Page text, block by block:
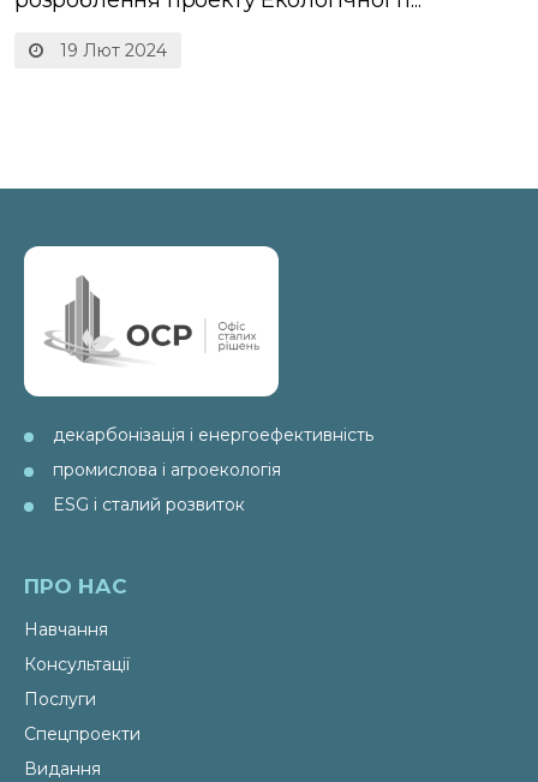
19 Лют 2024
декарбонізація і енергоефективність
промислова і агроекологія
ESG і сталий розвиток
ПРО НАС
Навчання
Консультації
Послуги
Спецпроекти
Видання